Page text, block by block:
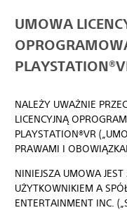
UMOWA
NALEŻY UWAŻNIE
LICENCYJNĄ
PLAYSTATION®VR
PRAWAMI I
NINIEJSZA UMOWA
UŻYTKOWNIKIEM A
ENTERTAINMENT INC.